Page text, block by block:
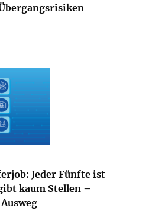
Jeder Fünfte ist
kaum Stellen –